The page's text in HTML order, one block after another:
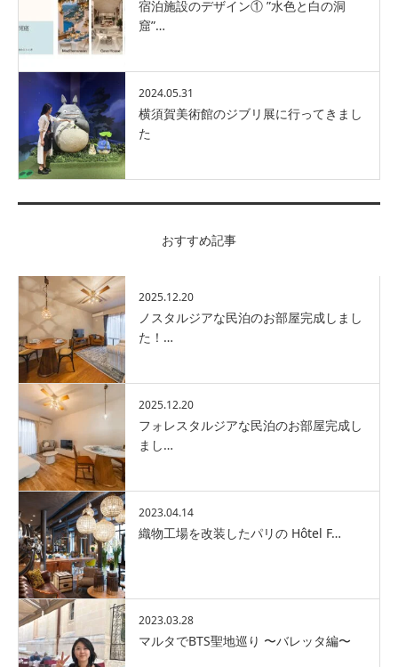
宿泊施設のデザイン① ”水色と白の洞
窟”…
2024.05.31
横須賀美術館のジブリ展に行ってきまし
た
おすすめ記事
2025.12.20
ノスタルジアな民泊のお部屋完成しまし
た！…
2025.12.20
フォレスタルジアな民泊のお部屋完成し
まし…
2023.04.14
織物工場を改装したパリの Hôtel F…
2023.03.28
マルタでBTS聖地巡り 〜バレッタ編〜